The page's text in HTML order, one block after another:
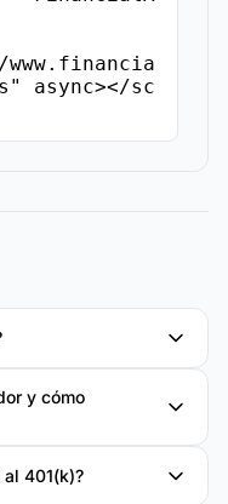
async></sc
y cómo
401(k)?